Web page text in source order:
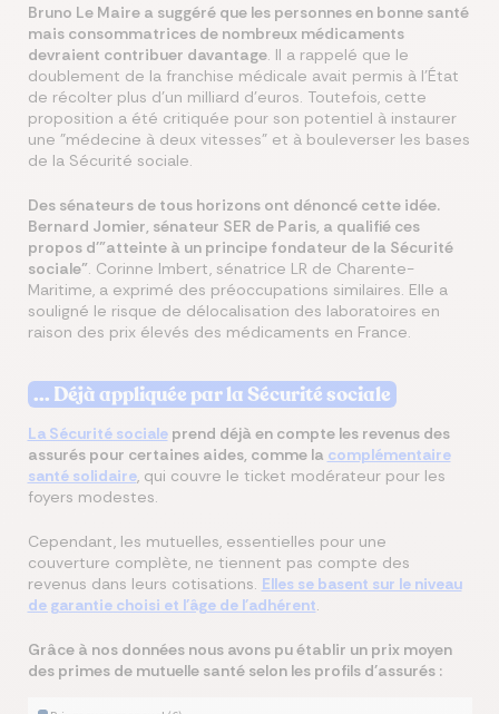
Bruno Le Maire a suggéré que les personnes en bonne santé
mais consommatrices de nombreux médicaments
devraient contribuer davantage. Il a rappelé que le
doublement de la franchise médicale avait permis à l'État
de récolter plus d'un milliard d'euros. Toutefois, cette
proposition a été critiquée pour son potentiel à instaurer
une "médecine à deux vitesses" et à bouleverser les bases
de la Sécurité sociale.
Des sénateurs de tous horizons ont dénoncé cette idée.
Bernard Jomier, sénateur SER de Paris, a qualifié ces
propos d'"atteinte à un principe fondateur de la Sécurité
sociale" . Corinne Imbert, sénatrice LR de Charente-
Maritime, a exprimé des préoccupations similaires. Elle a
souligné le risque de délocalisation des laboratoires en
raison des prix élevés des médicaments en France.
... Déjà appliquée par la Sécurité sociale
La Sécurité socialeprend déjà en compte les revenus des
assurés pour certaines aides, comme la complémentaire
santé solidaire, qui couvre le ticket modérateur pour les
foyers modestes.
Cependant, les mutuelles, essentielles pour une
couverture complète, ne tiennent pas compte des
revenus dans leurs cotisations. Elles se basent sur le niveau
de garantie choisi et l'âge de l'adhérent
Grâce à nos données nous avons pu établir un prix moyen
des primes de mutuelle santé selon les profils d'assurés :